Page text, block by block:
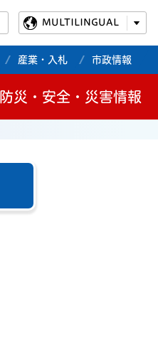
MULTILINGUAL
産業・入札 市政情報
防災・安全・災害情報